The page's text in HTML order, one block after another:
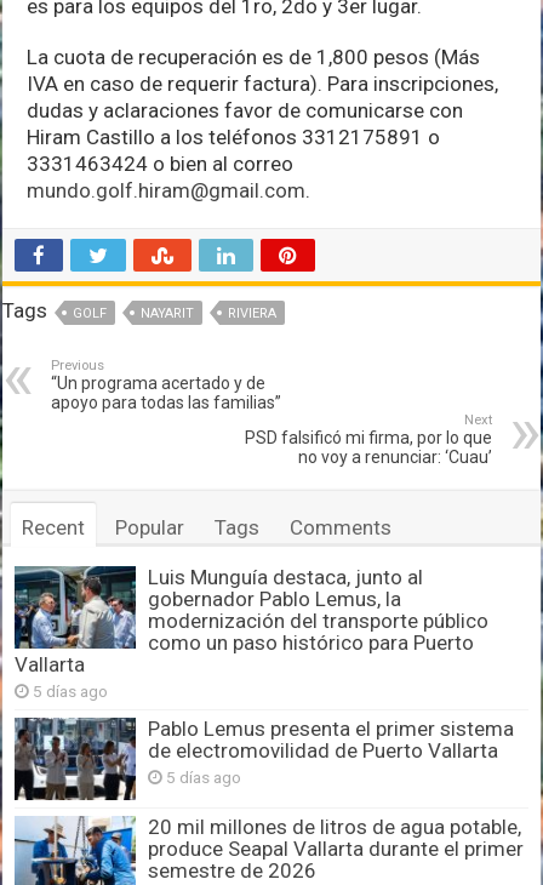
es para los equipos del 1ro, 2do y 3er lugar.
La cuota de recuperación es de 1,800 pesos (Más
IVA en caso de requerir factura). Para inscripciones,
dudas y aclaraciones favor de comunicarse con
Hiram Castillo a los teléfonos 3312175891 o
3331463424 o bien al correo
mundo.golf.hiram@gmail.com.
Tags GOLF NAYARIT RIVIERA
Previous
“Un programa acertado y de
apoyo para todas las familias”
Next
PSD falsificó mi firma, por lo que
no voy a renunciar: ‘Cuau’
Recent Popular Tags Comments
Luis Munguía destaca, junto al
gobernador Pablo Lemus, la
modernización del transporte público
como un paso histórico para Puerto
Vallarta
5 días ago
Pablo Lemus presenta el primer sistema
de electromovilidad de Puerto Vallarta
5 días ago
20 mil millones de litros de agua potable,
produce Seapal Vallarta durante el primer
semestre de 2026